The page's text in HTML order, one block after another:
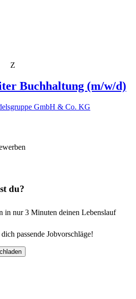
Z
Buchhaltung (m/w/d)
GmbH & Co. KG
du?
in nur 3 Minuten deinen Lebenslauf
passende Jobvorschläge!